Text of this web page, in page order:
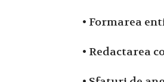
• Formarea
• Redactarea